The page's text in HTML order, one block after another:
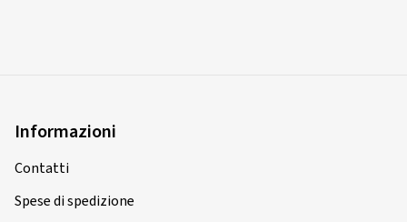
Informazioni
Contatti
Spese di spedizione